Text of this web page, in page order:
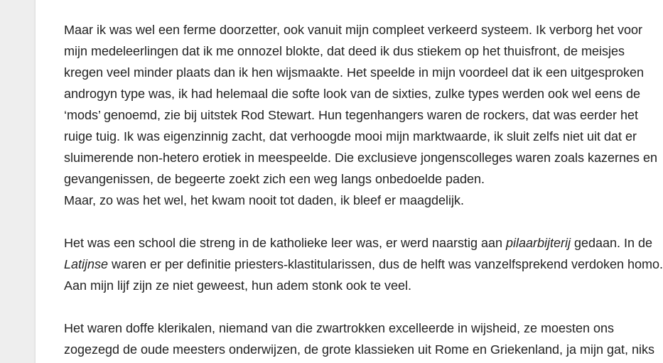
Maar ik was wel een ferme doorzetter, ook vanuit mijn compleet verkeerd systeem. Ik verborg het voor
mijn medeleerlingen dat ik me onnozel blokte, dat deed ik dus stiekem op het thuisfront, de meisjes
kregen veel minder plaats dan ik hen wijsmaakte. Het speelde in mijn voordeel dat ik een uitgesproken
androgyn type was, ik had helemaal die softe look van de sixties, zulke types werden ook wel eens de
‘mods’ genoemd, zie bij uitstek Rod Stewart. Hun tegenhangers waren de rockers, dat was eerder het
ruige tuig. Ik was eigenzinnig zacht, dat verhoogde mooi mijn marktwaarde, ik sluit zelfs niet uit dat er
sluimerende non-hetero erotiek in meespeelde. Die exclusieve jongenscolleges waren zoals kazernes en
gevangenissen, de begeerte zoekt zich een weg langs onbedoelde paden.
Maar, zo was het wel, het kwam nooit tot daden, ik bleef er maagdelijk.
Het was een school die streng in de katholieke leer was, er werd naarstig aan pilaarbijterijgedaan. In de
Latijnse waren er per definitie priesters-klastitularissen, dus de helft was vanzelfsprekend verdoken homo.
Aan mijn lijf zijn ze niet geweest, hun adem stonk ook te veel.
Het waren doffe klerikalen, niemand van die zwartrokken excelleerde in wijsheid, ze moesten ons
zogezegd de oude meesters onderwijzen, de grote klassieken uit Rome en Griekenland, ja mijn gat, niks